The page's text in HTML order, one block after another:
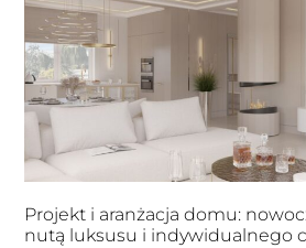
Projekt i aranżacja domu:
nutą luksusu i indywidualnego